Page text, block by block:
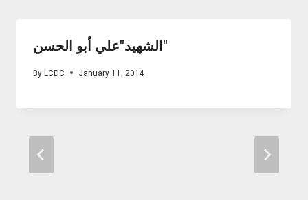
الشهيد"علي أبو الحسن"
ByLCDC January 11, 2014